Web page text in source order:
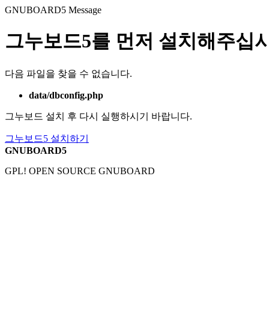
GNUBOARD5 Message
그누보드5를 먼저 설치해주십
다음 파일을 찾을 수 없습니다.
data/dbconfig.php
그누보드 설치 후 다시 실행하시기 바랍니다.
그누보드5 설치하기
GNUBOARD5
GPL! OPEN SOURCE GNUBOARD